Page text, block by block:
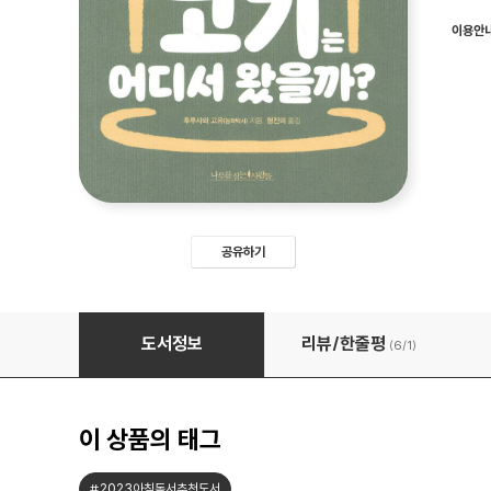
공유하기
이용안
저 많은 돼지고기는 어디서 왔을까?
도서정보 리뷰/한줄평 (6/1)
이 상품의 태그